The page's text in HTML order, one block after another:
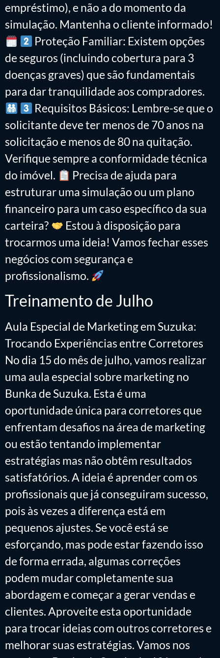
empréstimo), e não a do momento da
simulação. Mantenha o cliente informado!
Proteção Familiar: Existem opções
de seguros (incluindo cobertura para 3
doenças graves) que são fundamentais
para dar tranquilidade aos compradores.
Requisitos Básicos: Lembre-se que o
solicitante deve ter menos de 70 anos na
solicitação e menos de 80 na quitação.
Verifique sempre a conformidade técnica
do imóvel.
Precisa de ajuda para
estruturar uma simulação ou um plano
financeiro para um caso específico da sua
carteira?
Estou à disposição para
trocarmos uma ideia! Vamos fechar esses
negócios com segurança e
profissionalismo.
Treinamento de Julho
Aula Especial de Marketing em Suzuka:
Trocando Experiências entre Corretores
No dia 15 do mês de julho, vamos realizar
uma aula especial sobre marketing no
Bunka de Suzuka. Esta é uma
oportunidade única para corretores que
enfrentam desafios na área de marketing
ou estão tentando implementar
estratégias mas não obtêm resultados
satisfatórios. A ideia é aprender com os
profissionais que já conseguiram sucesso,
pois às vezes a diferença está em
pequenos ajustes. Se você está se
esforçando, mas pode estar fazendo isso
de forma errada, algumas correções
podem mudar completamente sua
abordagem e começar a gerar vendas e
clientes. Aproveite esta oportunidade
para trocar ideias com outros corretores e
melhorar suas estratégias. Vamos nos